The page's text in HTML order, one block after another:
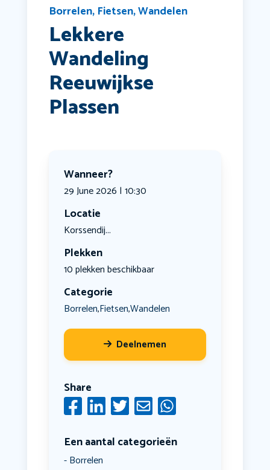
Borrelen, Fietsen,Wandelen
Lekkere
Wandeling
Reeuwijkse
Plassen
Wanneer?
29 June 2026 | 10:30
Locatie
Korssendij...
Plekken
10 plekken beschikbaar
Categorie
Borrelen,Fietsen,Wandelen
Deelnemen
Share
Een aantal categorieën
Borrelen